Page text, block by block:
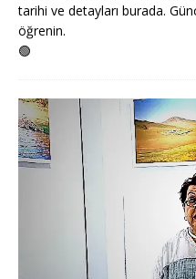
tarihi ve detayları burada.
öğrenin.
🟢